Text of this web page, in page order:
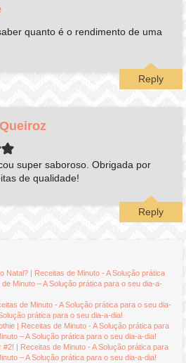
quanto é o rendimento de uma
Reply
super saboroso. Obrigada por
de qualidade!
Reply
Natal? | Receitas de Minuto - A Solução prática
Minuto – A Solução prática para o seu dia-a-
de Minuto - A Solução prática para o seu dia-
prática para o seu dia-a-dia!
| Receitas de Minuto - A Solução prática para
– A Solução prática para o seu dia-a-dia!
| Receitas de Minuto - A Solução prática para
– A Solução prática para o seu dia-a-dia!